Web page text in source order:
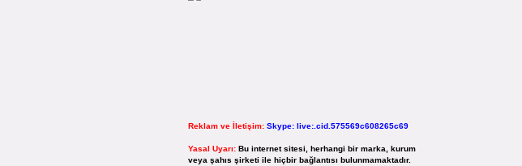
Reklam ve İletişim: Skype: live:.cid.575569c608265c69
Yasal Uyarı: Bu internet sitesi, herhangi bir marka, kurum
veya şahıs şirketi ile hiçbir bağlantısı bulunmamaktadır.